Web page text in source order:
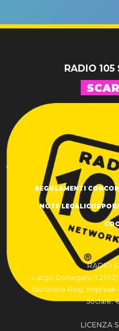
RADIO 105
REGOLAMENTI
NOTE LEGALI
RADIO
Largo Donegani, 1
Iscrizione Reg. Imprese
Sociale:
LICENZA